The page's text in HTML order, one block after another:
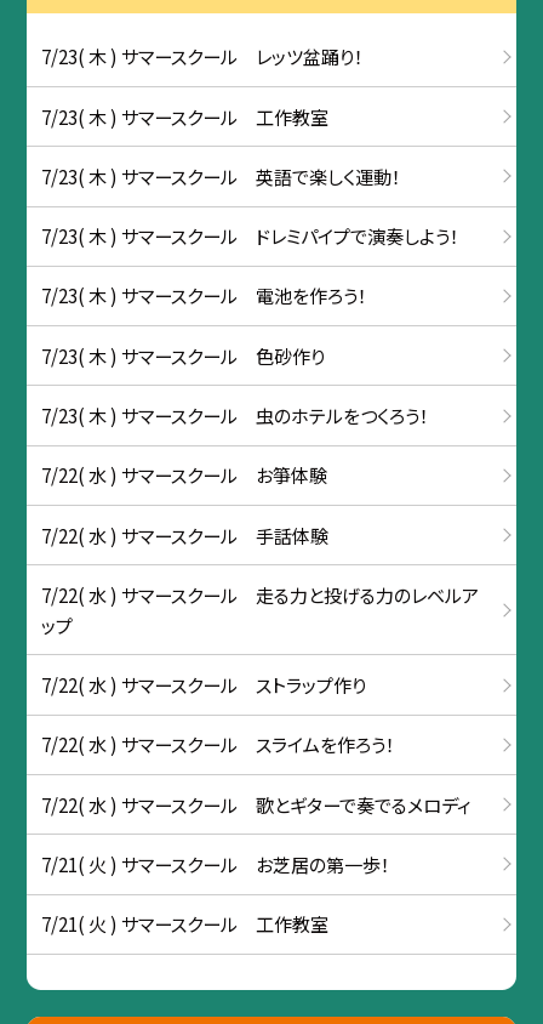
7/23( 木 ) サマースクール レッツ盆踊り！
7/23( 木 ) サマースクール 工作教室
7/23( 木 ) サマースクール 英語で楽しく運動！
7/23( 木 ) サマースクール ドレミパイプで演奏しよう！
7/23( 木 ) サマースクール 電池を作ろう！
7/23( 木 ) サマースクール 色砂作り
7/23( 木 ) サマースクール 虫のホテルをつくろう！
7/22( 水 ) サマースクール お箏体験
7/22( 水 ) サマースクール 手話体験
7/22( 水 ) サマースクール 走る力と投げる力のレベルア
ップ
7/22( 水 ) サマースクール ストラップ作り
7/22( 水 ) サマースクール スライムを作ろう！
7/22( 水 ) サマースクール 歌とギターで奏でるメロディ
7/21( 火 ) サマースクール お芝居の第一歩！
7/21( 火 ) サマースクール 工作教室